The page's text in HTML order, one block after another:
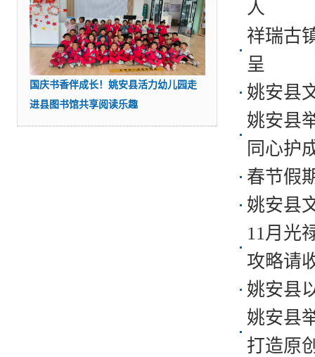
国庆书香伴成长！姚安县活力幼儿园走
进县图书馆共享阅读乐趣
人
祥瑞古
呈
姚安县
姚安县
同心护
春节假
姚安县
11月光
攻略请
姚安县
姚安县
打造原